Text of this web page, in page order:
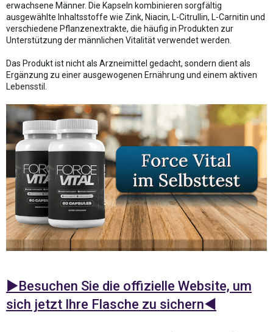
erwachsene Männer. Die Kapseln kombinieren sorgfältig
ausgewählte Inhaltsstoffe wie Zink, Niacin, L-Citrullin, L-Carnitin und
verschiedene Pflanzenextrakte, die häufig in Produkten zur
Unterstützung der männlichen Vitalität verwendet werden.
Das Produkt ist nicht als Arzneimittel gedacht, sondern dient als
Ergänzung zu einer ausgewogenen Ernährung und einem aktiven
Lebensstil.
►Besuchen Sie die offizielle Website, um
sich jetzt Ihre Flasche zu sichern◄